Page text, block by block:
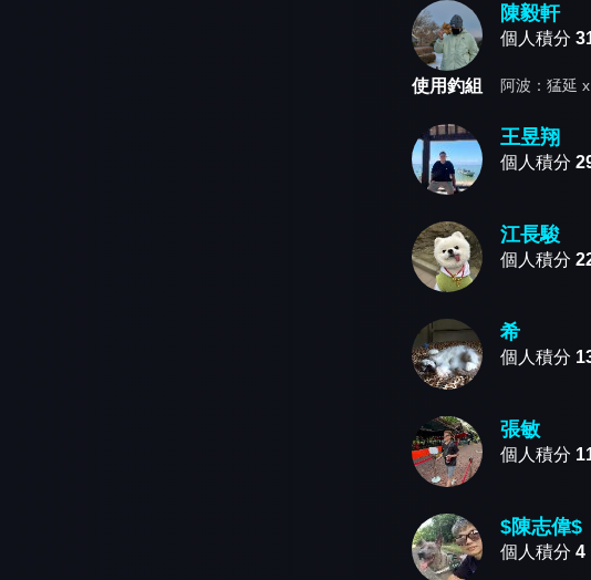
陳毅軒
個人積分
使用釣組 阿波：猛延
王昱翔
個人積分
江長駿
個人積分
希
個人積分
張敏
個人積分
$陳志偉$
個人積分 4